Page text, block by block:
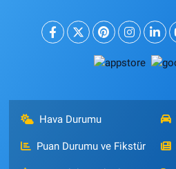
Hava Durumu
Puan Durumu ve Fikstür